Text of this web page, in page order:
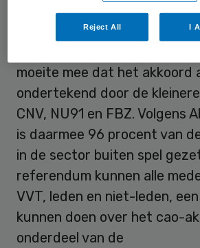
Buiten spel
moeite mee dat het akkoord
ondertekend door de
CNV, NU91 en FBZ. Volgens
is daarmee 96 procent van
in de sector buiten spel
referendum kunnen alle
VVT, leden en niet-leden,
kunnen doen over het cao-
onderdeel van de
Reject All I